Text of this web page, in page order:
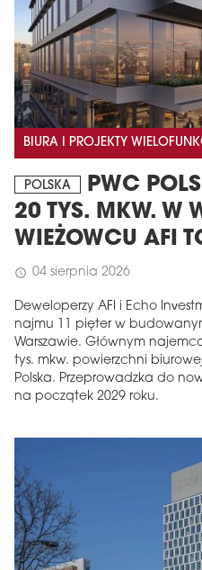
BIURA I PROJEKTY
POLSKA
PWC
20 TYS. MKW. W
WIEŻOWCU AFI
schedule 04 sierpnia 2026
Deweloperzy AFI i Echo
najmu 11 pięter w
Warszawie. Głównym
tys. mkw. powierzchni
Polska. Przeprowadzka do
na początek 2029 roku.